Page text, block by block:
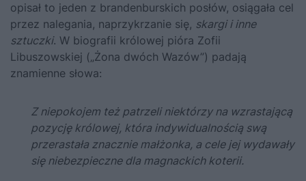
opisał to jeden z brandenburskich posłów, osiągała cel
przez nalegania, naprzykrzanie się, skargi i inne
sztuczki. W biografii królowej pióra Zofii
Libuszowskiej („Żona dwóch Wazów”) padają
znamienne słowa:
Z niepokojem też patrzeli niektórzy na wzrastającą
pozycję królowej, która indywidualnością swą
przerastała znacznie małżonka, a cele jej wydawały
się niebezpieczne dla magnackich koterii.